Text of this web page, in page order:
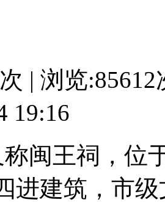
| 浏览:85612
19:16
闽王祠，位
进建筑，市